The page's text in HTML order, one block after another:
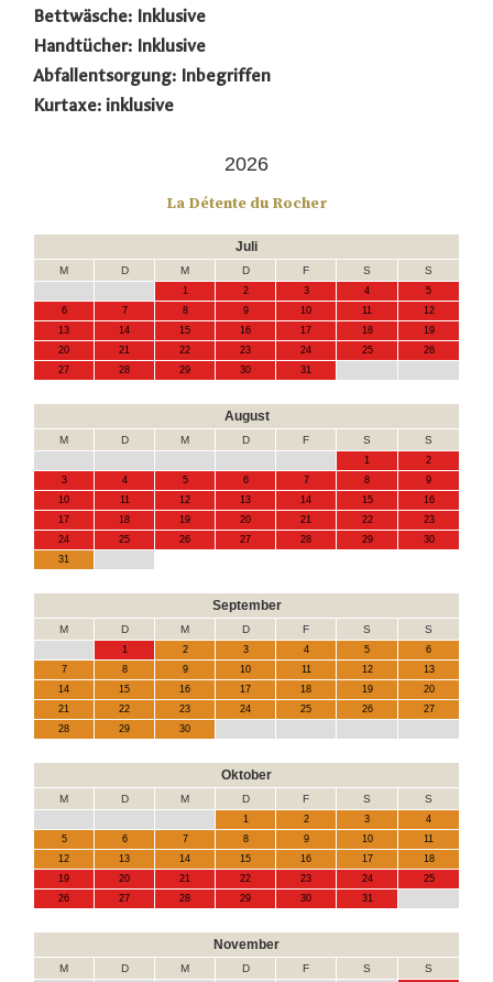
Bettwäsche: Inklusive
Handtücher: Inklusive
Abfallentsorgung: Inbegriffen
Kurtaxe: inklusive
2026
La Détente du Rocher
Juli
M D M D F S S
1 2 3 4
5
6
7 8 9 10 11
12
13
14 15 16 17 18
19
20
21 22 23 24 25
26
27
28 29 30 31
August
M D M D F S S
1
2
3
4 5 6 7 8
9
10
11 12 13 14 15
16
17
18 19 20 21 22
23
24
25 26 27 28 29
30
31
September
M D M D F S S
1 2 3 4 5
6
7
8 9 10 11 12
13
14
15 16 17 18 19
20
21
22 23 24 25 26
27
28
29 30
Oktober
M D M D F S S
1 2 3
4
5
6 7 8 9 10
11
12
13 14 15 16 17
18
19
20 21 22 23 24
25
26
27 28 29 30 31
November
M D M D F S S